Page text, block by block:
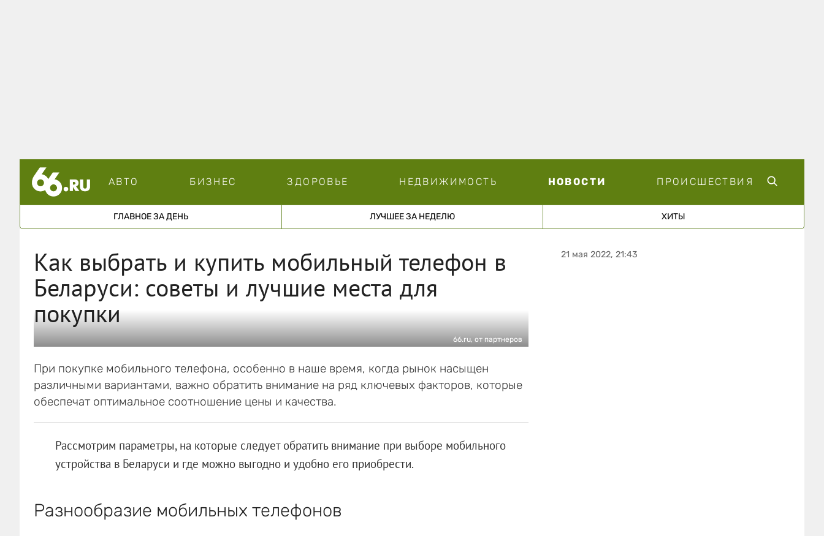
АВТО БИЗНЕС ЗДОРОВЬЕ НЕДВИЖИМОСТЬ НОВОСТИ ПРОИСШЕСТВИЯ
ГЛАВНОЕ ЗА ДЕНЬ ЛУЧШЕЕ ЗА НЕДЕЛЮ ХИТЫ
Как выбрать и купить мобильный телефон в
Беларуси: советы и лучшие места для
покупки
66.ru, от партнеров
При покупке мобильного телефона, особенно в наше время, когда рынок насыщен
различными вариантами, важно обратить внимание на ряд ключевых факторов, которые
обеспечат оптимальное соотношение цены и качества.
Рассмотрим параметры, на которые следует обратить внимание при выборе мобильного
устройства в Беларуси и где можно выгодно и удобно его приобрести.
Разнообразие мобильных телефонов
21 мая 2022, 21:43